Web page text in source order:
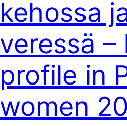
kehossa
veressä –
profile in
women